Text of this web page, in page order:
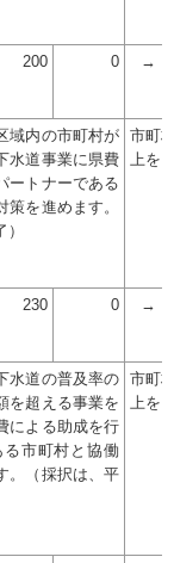
200 0 →
域内の市町村が
水道事業に県費
ートナーである
を進めます。
市町
上を
230 0 →
水道の普及率の
を超える事業を
による助成を行
市町村と協働
。（採択は、平
市町
上を